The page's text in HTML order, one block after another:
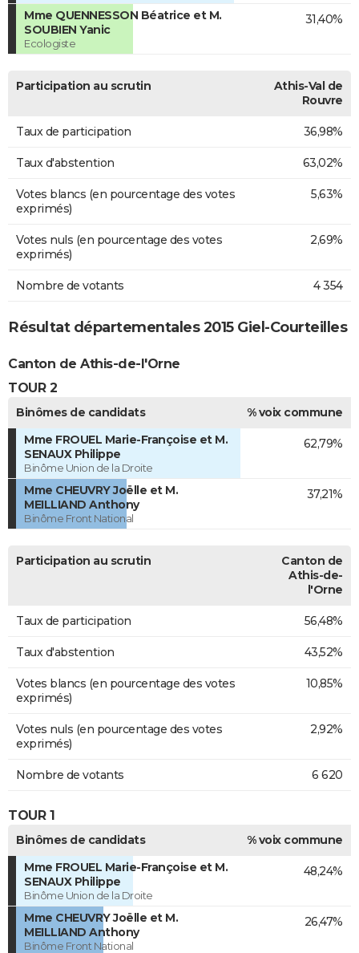
Mme QUENNESSON Béatrice et M.
SOUBIEN Yanic
Ecologiste
31,40%
Participation au scrutin
Athis-Val de
Rouvre
Taux de participation 36,98%
Taux d'abstention 63,02%
Votes blancs (en pourcentage des votes
exprimés)
5,63%
Votes nuls (en pourcentage des votes
exprimés)
2,69%
Nombre de votants 4 354
Résultat départementales 2015 Giel-Courteilles
Canton de Athis-de-l'Orne
TOUR 2
Binômes de candidats
% voix commune
Mme FROUEL Marie-Françoise et M.
SENAUX Philippe
Binôme Union de la Droite
62,79%
Mme CHEUVRY Joëlle et M.
MEILLIAND Anthony
Binôme Front National
37,21%
Participation au scrutin
Canton de
Athis-de-
l'Orne
Taux de participation 56,48%
Taux d'abstention 43,52%
Votes blancs (en pourcentage des votes
exprimés)
10,85%
Votes nuls (en pourcentage des votes
exprimés)
2,92%
Nombre de votants 6 620
TOUR 1
Binômes de candidats
% voix commune
Mme FROUEL Marie-Françoise et M.
SENAUX Philippe
Binôme Union de la Droite
48,24%
Mme CHEUVRY Joëlle et M.
MEILLIAND Anthony
Binôme Front National
26,47%